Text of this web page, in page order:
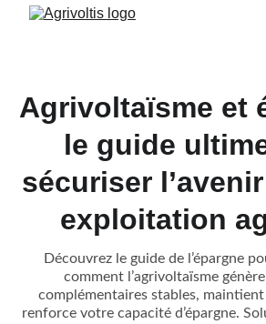
Agrivoltaïsme et
le guide
sécuriser
exploitation
Découvrez le guide de l’épargne
comment l’agrivoltaïsme
complémentaires stables, maintient
renforce votre capacité d’épargne.